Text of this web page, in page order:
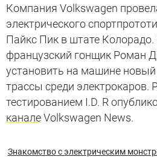
Компания Volkswagen
электрического
Пайкс Пик в штате
французский гонщик Роман
установить на машине
трассы среди электрокаров.
тестированием I.D. R
каналеVolkswagen News.
Знакомство с электрическим